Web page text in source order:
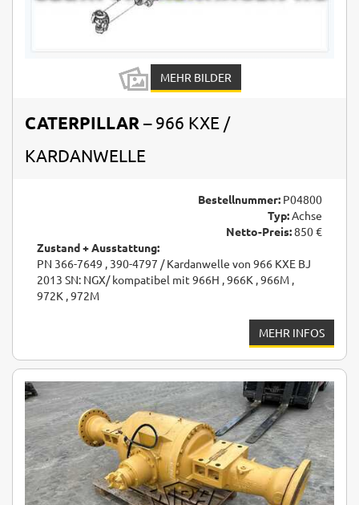
MEHR BILDER
CATERPILLAR – 966 KXE /
KARDANWELLE
Bestellnummer: P04800
Typ:Achse
Netto-Preis:850 €
Zustand + Ausstattung:
PN 366-7649 , 390-4797 / Kardanwelle von 966 KXE BJ
2013 SN: NGX/ kompatibel mit 966H , 966K , 966M ,
972K , 972M
MEHR INFOS